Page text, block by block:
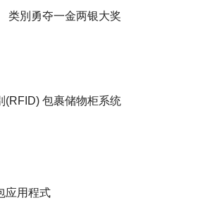
类別勇夺一金两银大奖
(RFID) 包裹储物柜系统
应用程式